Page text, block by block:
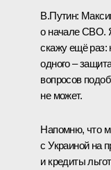
В.Путин:
о начале СВО.
скажу ещё раз:
одного –
вопросов
не может.
Напомню, что
с Украиной на
и кредиты